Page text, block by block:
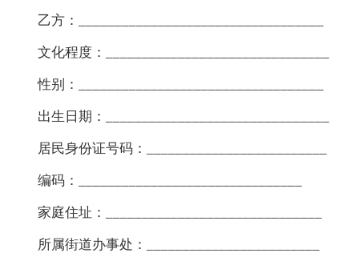
乙方：__________________________________
文化程度：_______________________________
性别：__________________________________
出生日期：_______________________________
居民身份证号码：_________________________
编码：_______________________________
家庭住址：______________________________
所属街道办事处：________________________